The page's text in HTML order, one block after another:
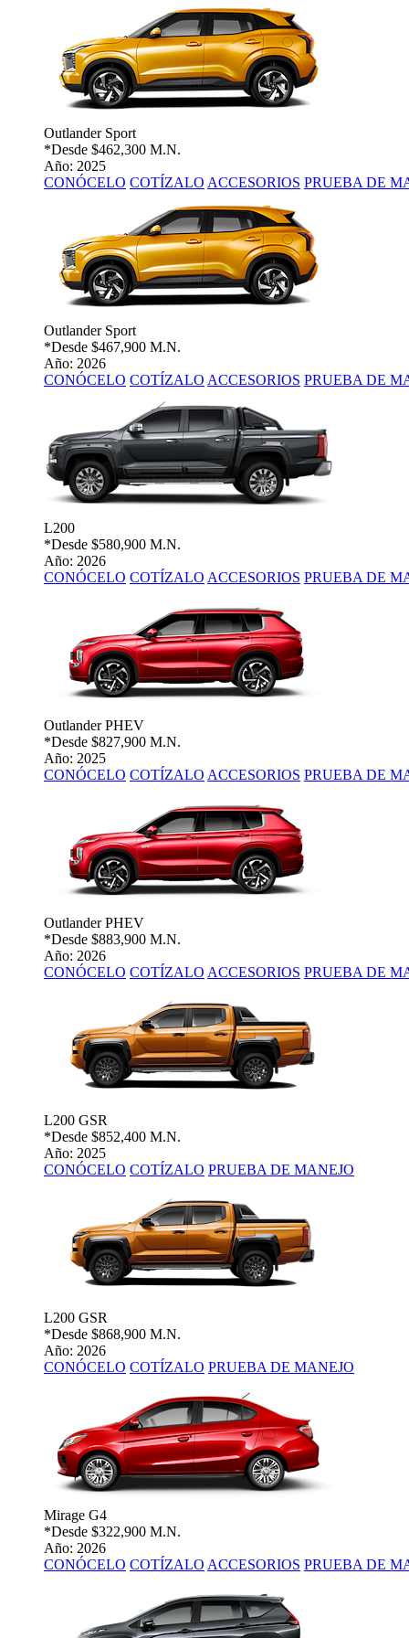
Outlander Sport
*Desde $462,300 M.N.
Año: 2025
CONÓCELO COTÍZALO ACCESORIOS PRUEBA DE
Outlander Sport
*Desde $467,900 M.N.
Año: 2026
CONÓCELO COTÍZALO ACCESORIOS PRUEBA DE
L200
*Desde $580,900 M.N.
Año: 2026
CONÓCELO COTÍZALO ACCESORIOS PRUEBA DE
Outlander PHEV
*Desde $827,900 M.N.
Año: 2025
CONÓCELO COTÍZALO ACCESORIOS PRUEBA DE
Outlander PHEV
*Desde $883,900 M.N.
Año: 2026
CONÓCELO COTÍZALO ACCESORIOS PRUEBA DE
L200 GSR
*Desde $852,400 M.N.
Año: 2025
CONÓCELO COTÍZALO PRUEBA DE MANEJO
L200 GSR
*Desde $868,900 M.N.
Año: 2026
CONÓCELO COTÍZALO PRUEBA DE MANEJO
Mirage G4
*Desde $322,900 M.N.
Año: 2026
CONÓCELO COTÍZALO ACCESORIOS PRUEBA DE